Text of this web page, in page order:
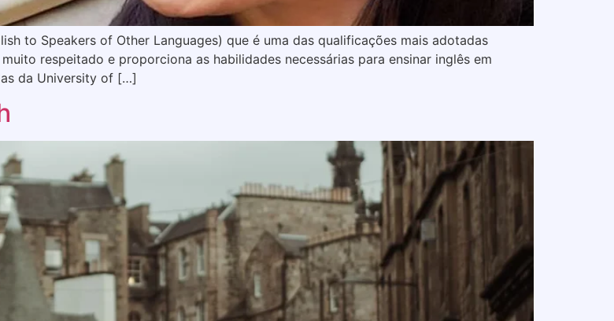
to Speakers of Other Languages) que é uma das qualificações mais adotadas
respeitado e proporciona as habilidades necessárias para ensinar inglês em
da University of […]